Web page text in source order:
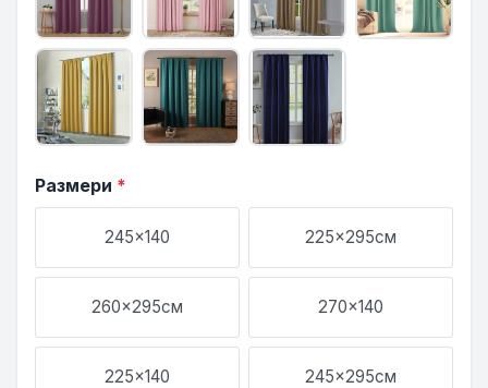
Размери *
245x140 225x295см
260x295см 270x140
225x140 245x295см